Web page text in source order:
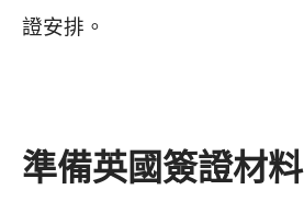
證安排。
準備英國簽證材料